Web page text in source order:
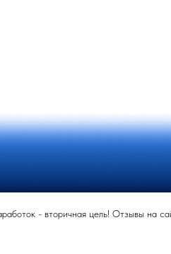
- вторичная цель! Отзывы на